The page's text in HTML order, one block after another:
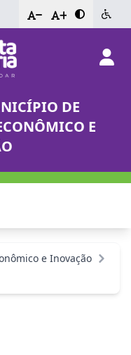
- +
DE
E
e Inovação